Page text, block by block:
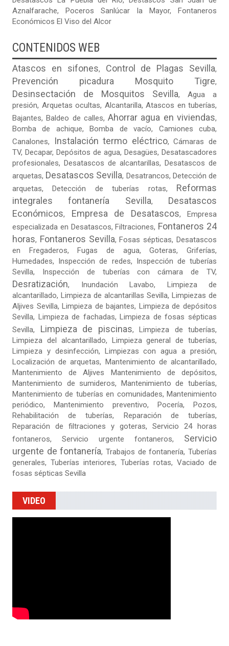
Aznalfarache,Poceros Sanlúcar la Mayor,Fontaneros
Económicos El Viso del Alcor
CONTENIDOS WEB
Atascos en sifones, Control de Plagas Sevilla,
Prevención picadura Mosquito Tigre,
Desinsectación de Mosquitos Sevilla, Agua a
presión, Arquetas ocultas, Alcantarilla, Atascos en tuberías,
Bajantes,Baldeo de calles,Ahorrar agua en viviendas,
Bomba de achique, Bomba de vacío, Camiones cuba,
Canalones,
Instalación termo eléctrico, Cámaras de
TV, Decapar, Depósitos de agua, Desagües, Desatascadores
profesionales, Desatascos de alcantarillas, Desatascos de
arquetas, Desatascos Sevilla, Desatrancos, Detección de
arquetas, Detección de tuberías rotas, Reformas
integrales fontanería Sevilla, Desatascos
Económicos, Empresa de Desatascos, Empresa
especializada en Desatascos,Filtraciones, Fontaneros 24
horas, Fontaneros Sevilla,Fosas sépticas,Desatascos
en Fregaderos,Fugas de agua,Goteras, Griferías,
Humedades, Inspección de redes, Inspección de tuberías
Sevilla, Inspección de tuberías con cámara de TV,
Desratización, Inundación Lavabo, Limpieza de
alcantarillado, Limpieza de alcantarillas Sevilla, Limpiezas de
Aljives Sevilla, Limpieza de bajantes, Limpieza de depósitos
Sevilla, Limpieza de fachadas,Limpieza de fosas sépticas
Sevilla, Limpieza de piscinas, Limpieza de tuberías,
Limpieza del alcantarillado, Limpieza general de tuberías,
Limpieza y desinfección, Limpiezas con agua a presión,
Localización de arquetas, Mantenimiento de alcantarillado,
Mantenimiento de Aljives Mantenimiento de depósitos,
Mantenimiento de sumideros, Mantenimiento de tuberías,
Mantenimiento de tuberías en comunidades, Mantenimiento
periódico, Mantenimiento preventivo, Pocería, Pozos,
Rehabilitación de tuberías, Reparación de tuberías,
Reparación de filtraciones y goteras, Servicio 24 horas
fontaneros, Servicio urgente fontaneros, Servicio
urgente de fontanería, Trabajos de fontanería, Tuberías
generales, Tuberías interiores, Tuberías rotas, Vaciado de
fosas sépticas Sevilla
VIDEO